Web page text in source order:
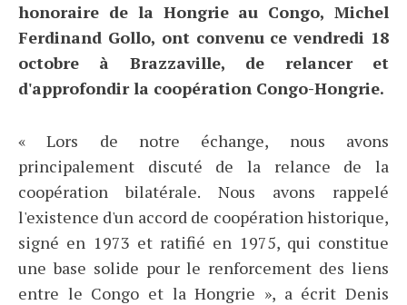
honoraire de la Hongrie au Congo, Michel
Ferdinand Gollo, ont convenu ce vendredi 18
octobre à Brazzaville, de relancer et
d'approfondir la coopération Congo-Hongrie.
« Lors de notre échange, nous avons
principalement discuté de la relance de la
coopération bilatérale. Nous avons rappelé
l'existence d'un accord de coopération historique,
signé en 1973 et ratifié en 1975, qui constitue
une base solide pour le renforcement des liens
entre le Congo et la Hongrie », a écrit Denis